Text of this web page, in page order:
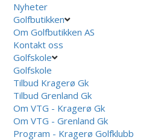
Nyheter
Golfbutikken
Om Golfbutikken AS
Kontakt oss
Golfskole
Golfskole
Tilbud Kragerø Gk
Tilbud Grenland Gk
Om VTG - Kragerø Gk
Om VTG - Grenland Gk
Program - Kragerø Golfklubb